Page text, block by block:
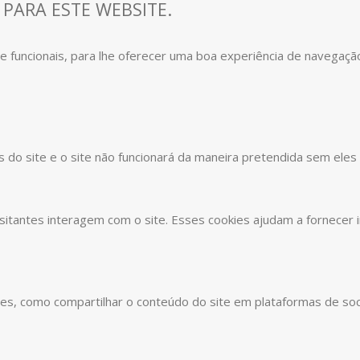
ESTE WEBSITE.
para lhe oferecer uma boa experiência de
do site e o site não funcionará da maneira pretendida sem eles
interagem com o site. Esses cookies ajudam a
como compartilhar o conteúdo do site em plataformas de